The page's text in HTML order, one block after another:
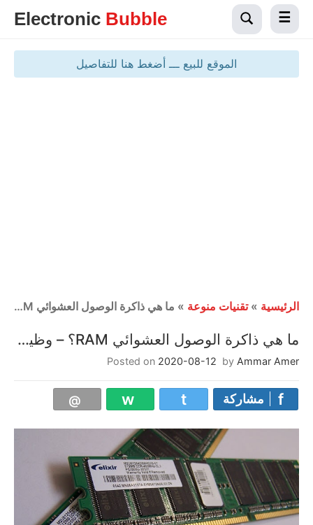
Electronic Bubble
الموقع للبيع ـــ أضغط هنا للتفاصيل
الرئيسية »تقنيات منوعة » ما هي ذاكرة الوصول العشوائي RAM؟ – وظيفتها وانواعها
ما هي ذاكرة الوصول العشوائي RAM؟ – وظيفتها وانواعها
Posted on 2020-08-12 by Ammar Amer
مشاركة